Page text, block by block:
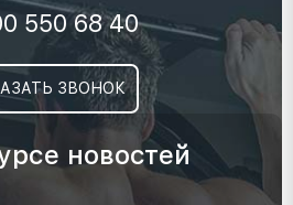
550 68 40
ЗВОНОК
новостей